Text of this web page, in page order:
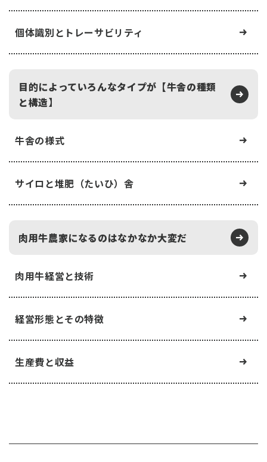
個体識別とトレーサビリティ
目的によっていろんなタイプが【牛舎の種類
と構造】
牛舎の様式
サイロと堆肥（たいひ）舎
肉用牛農家になるのはなかなか大変だ
肉用牛経営と技術
経営形態とその特徴
生産費と収益